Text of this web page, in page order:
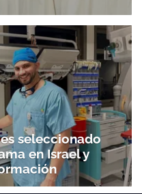
seleccionado
en Israel y